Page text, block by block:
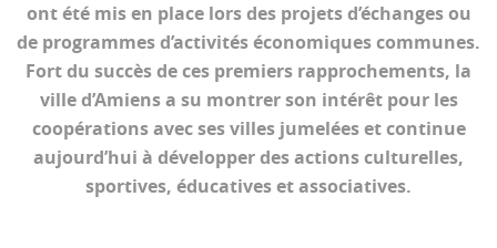
ont été mis en place lors des projets d’échanges ou
de programmes d’activités économiques communes.
Fort du succès de ces premiers rapprochements, la
ville d’Amiens a su montrer son intérêt pour les
coopérations avec ses villes jumelées et continue
aujourd’hui à développer des actions culturelles,
sportives, éducatives et associatives.